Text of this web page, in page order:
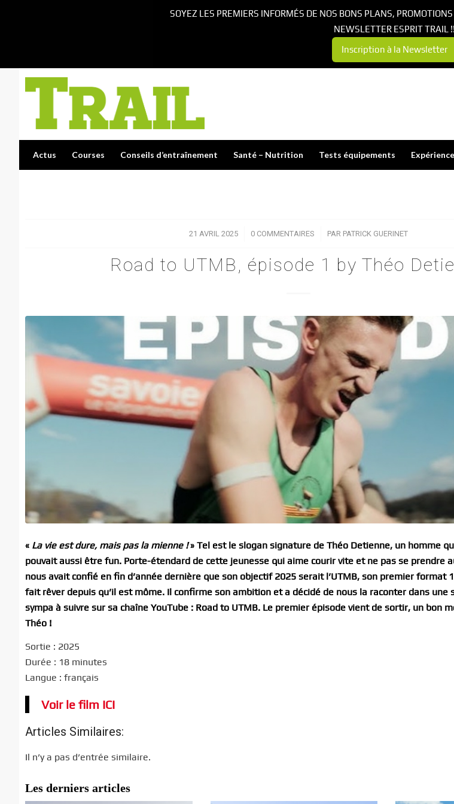
Actus Courses Conseils d’entraînement Santé – Nutrition Tests équipements
21 AVRIL 2025
/ 0 COMMENTAIRES
/ PAR PATRICK GUERINET
Road to UTMB, épisode 1 by Théo
« La vie est dure, mais pas la mienne !» Tel est le slogan signature de Théo Detienne, un homme
pouvait aussi être fun. Porte-étendard de cette jeunesse qui aime courir vite et ne pas se prendre
nous avait confié en fin d’année dernière que son objectif 2025 serait l’UTMB, son premier format
fait rêver depuis qu’il est môme. Il confirme son ambition et a décidé de nous la raconter dans une
sympa à suivre sur sa chaîne YouTube : Road to UTMB. Le premier épisode vient de sortir, un bon
Théo !
Sortie : 2025
Durée : 18 minutes
Langue : français
Voir le film ICI
Articles Similaires:
Il n’y a pas d’entrée similaire.
Les derniers articles
SOYEZ LES PREMIERS INFORMÉS DE NOS BONS PLANS,
NEWSLETTER ESPRIT TRAIL !!
Inscription à la Newsletter